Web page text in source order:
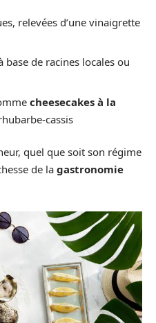
relevées d’une vinaigrette
de racines locales ou
cheesecakes à la
cassis
quel que soit son régime
de lagastronomie